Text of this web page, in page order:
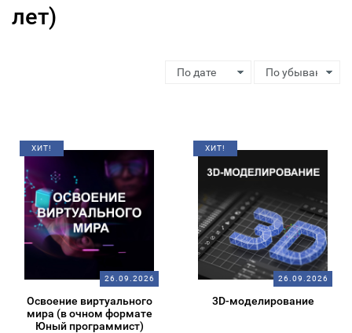
лет)
ХИТ!
26.09.2026
Освоение виртуального
мира (в очном формате
Юный программист)
ХИТ!
26.09.2026
3D-моделирование